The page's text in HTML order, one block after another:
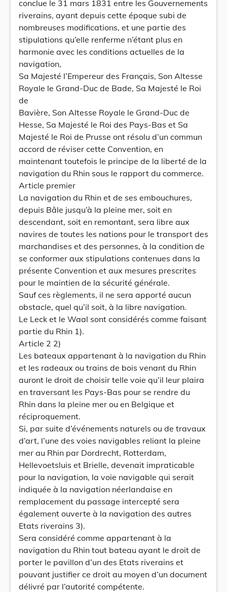
conclue le 31 mars 1831 entre les Gouvernements
riverains, ayant depuis cette époque subi de
nombreuses modifications, et une partie des
stipulations qu’elle renferme n’étant plus en
harmonie avec les conditions actuelles de la
navigation,
Sa Majesté l’Empereur des Français, Son Altesse
Royale le Grand-Duc de Bade, Sa Majesté le Roi
de
Bavière, Son Altesse Royale le Grand-Duc de
Hesse, Sa Majesté le Roi des Pays-Bas et Sa
Majesté le Roi de Prusse ont résolu d’un commun
accord de réviser cette Convention, en
maintenant toutefois le principe de la liberté de la
navigation du Rhin sous le rapport du commerce.
Article premier
La navigation du Rhin et de ses embouchures,
depuis Bâle jusqu’à la pleine mer, soit en
descendant, soit en remontant, sera libre aux
navires de toutes les nations pour le transport des
marchandises et des personnes, à la condition de
se conformer aux stipulations contenues dans la
présente Convention et aux mesures prescrites
pour le maintien de la sécurité générale.
Sauf ces règlements, il ne sera apporté aucun
obstacle, quel qu’il soit, à la libre navigation.
Le Leck et le Waal sont considérés comme faisant
partie du Rhin 1).
Article 2 2)
Les bateaux appartenant à la navigation du Rhin
et les radeaux ou trains de bois venant du Rhin
auront le droit de choisir telle voie qu’il leur plaira
en traversant les Pays-Bas pour se rendre du
Rhin dans la pleine mer ou en Belgique et
réciproquement.
Si, par suite d’événements naturels ou de travaux
d’art, l’une des voies navigables reliant la pleine
mer au Rhin par Dordrecht, Rotterdam,
Hellevoetsluis et Brielle, devenait impraticable
pour la navigation, la voie navigable qui serait
indiquée à la navigation néerlandaise en
remplacement du passage intercepté sera
également ouverte à la navigation des autres
Etats riverains 3).
Sera considéré comme appartenant à la
navigation du Rhin tout bateau ayant le droit de
porter le pavillon d’un des Etats riverains et
pouvant justifier ce droit au moyen d’un document
délivré par l’autorité compétente.